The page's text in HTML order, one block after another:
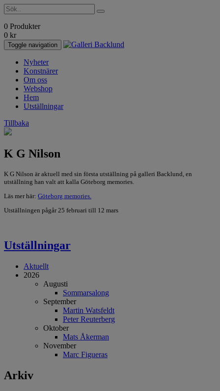
0 Produkter
0 kr
Toggle navigation
Nyheter
Konstnärer
Om oss
Webshop
Hem
Utställningar
Tillbaka
K G Nilson
K G Nilson är aktuell med sin första utställning på galleri Backlund, en
utställning han valt att kalla Göteborg memories.
Läs mer här: Göteborg memories.
Utställningen pågår 25 februari till 12 mars
Utställningar
Aktuellt
2026
Augusti
Sommarsalong
September
Martin Watsfeldt
Peter Reuterberg
Oktober
Mats Åkerman
November
Marc Figueras
Arkiv